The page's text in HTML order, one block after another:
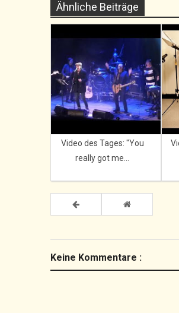
Ähnliche Beiträge
Video des Tages: "You
really got me...
Keine Kommentare :